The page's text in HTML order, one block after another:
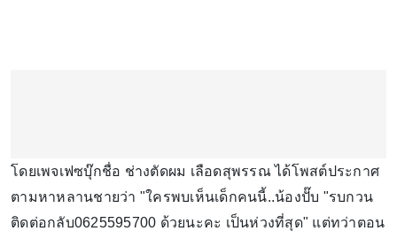
โดยเพจเฟซบุ๊กชื่อ ช่างตัดผม เลือดสุพรรณ ได้โพสต์ประกาศ
ตามหาหลานชายว่า "ใครพบเห็นเด็กคนนี้..น้องปั๊บ "รบกวน
ติดต่อกลับ0625595700 ด้วยนะคะ เป็นห่วงที่สุด" แต่ทว่าตอน